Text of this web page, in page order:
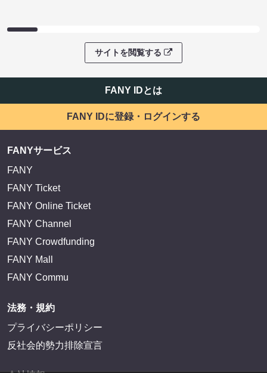
サイトを閲覧する
FANY IDとは
FANY IDに登録・ログインする
FANYサービス
FANY
FANY Ticket
FANY Online Ticket
FANY Channel
FANY Crowdfunding
FANY Mall
FANY Commu
法務・規約
プライバシーポリシー
反社会的勢力排除宣言